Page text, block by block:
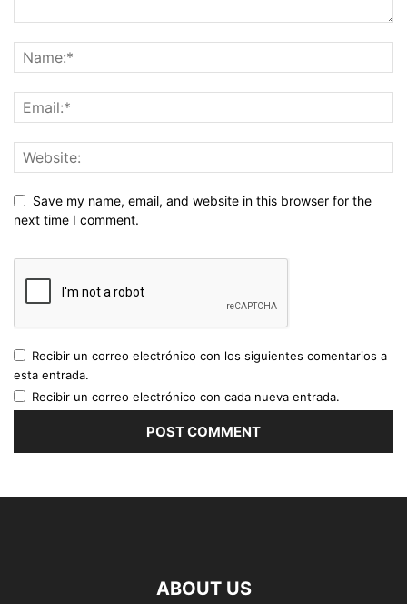
Save my name, email, and website in this browser for the
next time I comment.
Recibir un correo electrónico con los siguientes comentarios a
esta entrada.
Recibir un correo electrónico con cada nueva entrada.
ABOUT US